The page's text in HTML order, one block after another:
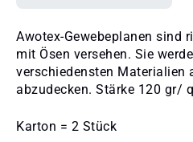
Awotex-Gewebeplanen sind
mit Ösen versehen. Sie
verschiedensten Materialien
abzudecken. Stärke 120 gr/
Karton = 2 Stück